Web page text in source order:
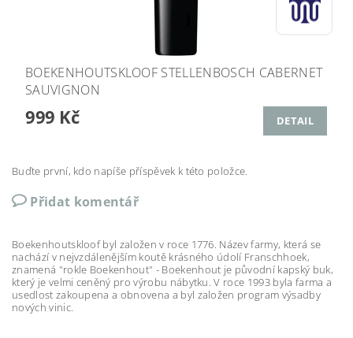
BOEKENHOUTSKLOOF STELLENBOSCH CABERNET
SAUVIGNON
999 Kč DETAIL
Buďte první, kdo napíše příspěvek k této položce.
Přidat komentář
Boekenhoutskloof byl založen v roce 1776. Název farmy, která se
nachází v nejvzdálenějším koutě krásného údolí Franschhoek,
znamená "rokle Boekenhout" - Boekenhout je původní kapský buk,
který je velmi ceněný pro výrobu nábytku. V roce 1993 byla farma a
usedlost zakoupena a obnovena a byl založen program výsadby
nových vinic.